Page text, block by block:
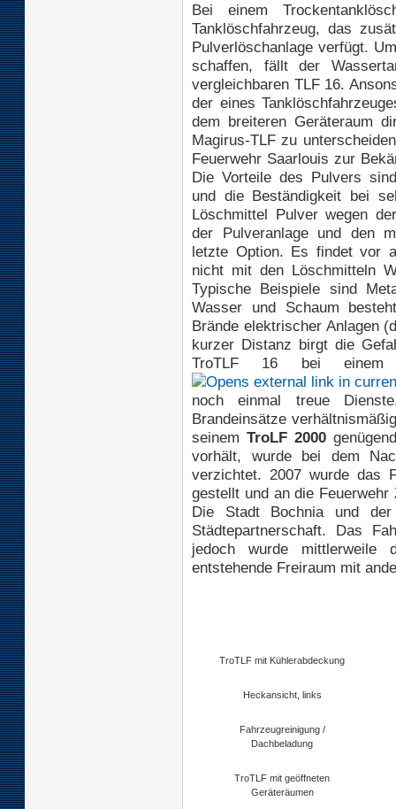
Bei einem
Tanklöschfahrzeug, das
Pulverlöschanlage verfügt.
schaffen, fällt der
vergleichbaren TLF 16.
der eines
dem breiteren Geräteraum
Magirus-TLF zu
Feuerwehr Saarlouis zur
Die Vorteile des Pulvers
und die Beständigkeit bei
Löschmittel Pulver wegen
der Pulveranlage und den
letzte Option. Es findet vor
nicht mit den Löschmitteln
Typische Beispiele sind
Wasser und Schaum
Brände elektrischer Anlagen
kurzer Distanz birgt die
TroTLF 16 bei einem
noch einmal treue
Brandeinsätze
seinemTroLF 2000
vorhält, wurde bei dem
verzichtet. 2007 wurde das
gestellt und an die Feuerwehr
Die Stadt Bochnia und der
Städtepartnerschaft. Das
jedoch wurde mittlerweile
entstehende Freiraum mit
TroTLF mit Kühlerabdeckung
Heckansicht, links
Fahrzeugreinigung /
Dachbeladung
TroTLF mit geöffneten
Geräteräumen